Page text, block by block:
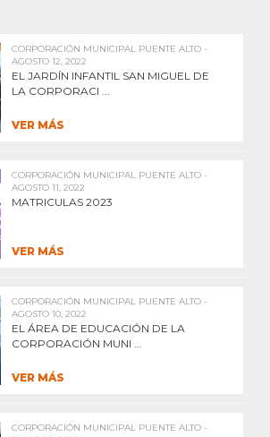
CORPORACIÓN MUNICIPAL PUENTE ALTO -
AGOSTO 12, 2022
EL JARDÍN INFANTIL SAN MIGUEL DE
LA CORPORACI ...
VER MÁS
CORPORACIÓN MUNICIPAL PUENTE ALTO -
AGOSTO 11, 2022
MATRICULAS 2023
VER MÁS
CORPORACIÓN MUNICIPAL PUENTE ALTO -
AGOSTO 10, 2022
EL ÁREA DE EDUCACIÓN DE LA
CORPORACIÓN MUNI ...
VER MÁS
CORPORACIÓN MUNICIPAL PUENTE ALTO -